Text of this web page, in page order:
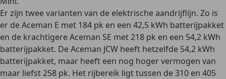
Er zijn twee varianten van de elektrische aandrijflijn. Zo is
er de Aceman E met 184 pk en een 42,5 kWh batterijpakket
en de krachtigere Aceman SE met 218 pk en een 54,2 kWh
batterijpakket. De Aceman JCW heeft hetzelfde 54,2 kWh
batterijpakket, maar heeft een nog hoger vermogen van
maar liefst 258 pk. Het rijbereik ligt tussen de 310 en 405